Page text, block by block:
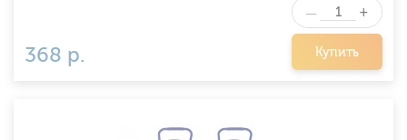
368 р. Купить
— +